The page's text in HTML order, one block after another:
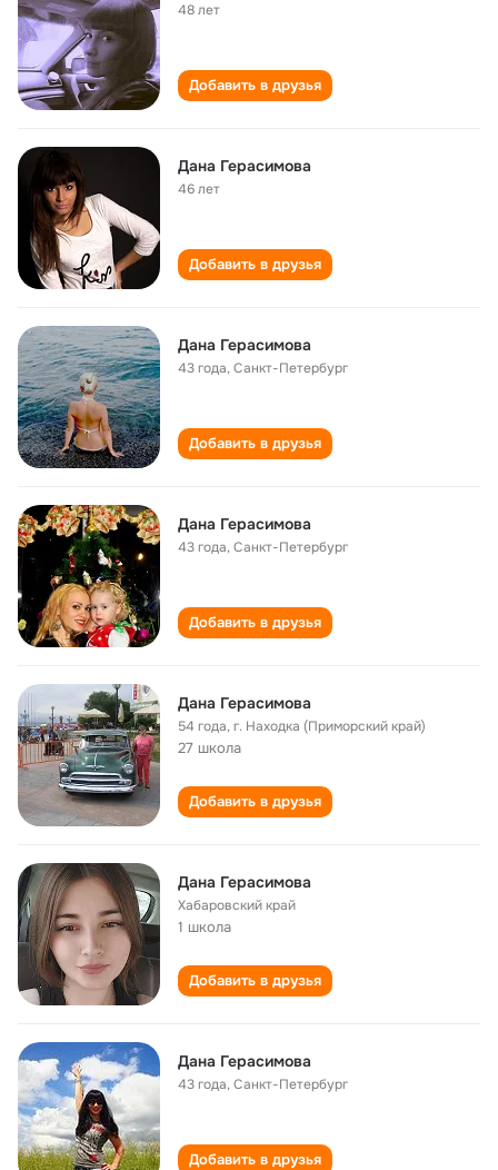
48 лет
Добавить в друзья
Дана Герасимова
46 лет
Добавить в друзья
Дана Герасимова
43 года,Санкт-Петербург
Добавить в друзья
Дана Герасимова
43 года,Санкт-Петербург
Добавить в друзья
Дана Герасимова
54 года,г. Находка (Приморский край)
27 школа
Добавить в друзья
Дана Герасимова
Хабаровский край
1 школа
Добавить в друзья
Дана Герасимова
43 года,Санкт-Петербург
Добавить в друзья